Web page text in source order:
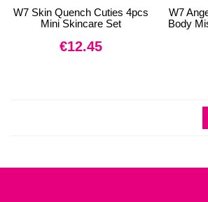
W7 Skin Quench Cuties 4pcs
Mini Skincare Set
€12.45
W7
Body